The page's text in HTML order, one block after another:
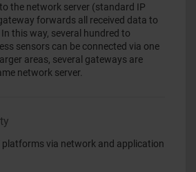
the network server (standard IP
forwards all received data to
this way, several hundred to
sensors can be connected via one
areas, several gateways are
network server.
via network and application